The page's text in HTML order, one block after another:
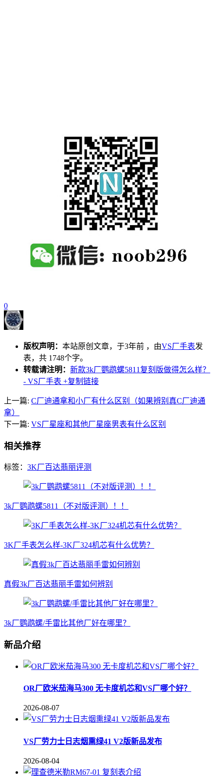
0
版权声明： 本站原创文章，于3年前 ，由VS厂手表发
表，共 1748个字。
转载请注明： 新款3k厂鹦鹉螺5811复刻版做得怎么样？
- VS厂手表 +复制链接
上一篇: C厂迪通拿和小厂有什么区别（如果辨别真C厂迪通
拿）
下一篇: VS厂星座和其他厂星座男表有什么区别
相关推荐
标签： 3K厂百达翡丽评测
3k厂鹦鹉螺5811（不对版评测）！！
3K厂手表怎么样-3K厂324机芯有什么优势？
真假3k厂百达翡丽手雷如何辨别
3k厂鹦鹉螺/手雷比其他厂好在哪里？
新品介绍
OR厂欧米茄海马300 无卡度机芯和VS厂哪个好？
2026-08-07
VS厂劳力士日志烟熏绿41 V2版新品发布
2026-08-04